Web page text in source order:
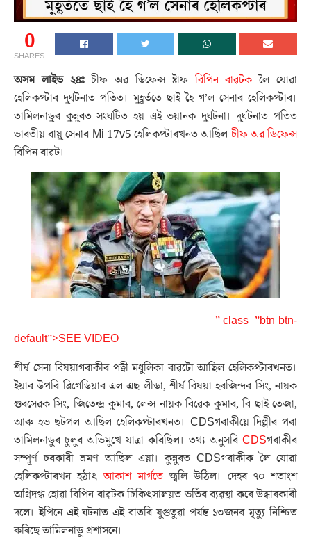
0
SHARES
অসম লাইভ ২৪ঃচীফ অৱ ডিফেন্স ষ্টাফবিপিন ৰাৱটকলৈ যোৱা
হেলিকপ্টাৰ দুৰ্ঘটনাত পতিত। মুহূৰ্ততে ছাই হৈ গ’ল সেনাৰ হেলিকপ্টাৰ।
তামিলনাডুৰ কুন্নুৰত সংঘটিত হয় এই ভয়ানক দুৰ্ঘটনা। দুৰ্ঘটনাত পতিত
ভাৰতীয় বায়ু সেনাৰ Mi 17v5 হেলিকপ্টাৰখনত আছিলচীফ অৱ ডিফেন্স
বিপিন ৰাৱট।
” class=”btn btn-
default”>SEE VIDEO
শীৰ্ষ সেনা বিষয়াগৰাকীৰ পত্নী মধুলিকা ৰাৱটো আছিল হেলিকপ্টাৰখনত।
ইয়াৰ উপৰি ব্ৰিগেডিয়াৰ এল এছ লীডা, শীৰ্ষ বিষয়া হৰজিন্দৰ সিং, নায়ক
গুৰসেৱক সিং, জিতেন্দ্ৰ কুমাৰ, লেন্স নায়ক বিৱেক কুমাৰ, বি ছাই তেজা,
আৰু হভ ছটপল আছিল হেলিকপ্টাৰখনত। CDSগৰাকীয়ে দিল্লীৰ পৰা
তামিলনাডুৰ চুলুৰ অভিমুখে যাত্ৰা কৰিছিল। তথ্য অনুসৰি CDSগৰাকীৰ
সম্পূৰ্ণ চৰকাৰী ভ্ৰমণ আছিল এয়া। কুন্নুৰত CDSগৰাকীক লৈ যোৱা
হেলিকপ্টাৰখন হঠাৎ আকাশ মাৰ্গতে জ্বলি উঠিল। দেহৰ ৭০ শতাংশ
অগ্নিদগ্ধ হোৱা বিপিন ৰাৱটক চিকিৎসালয়ত ভৰ্তিৰ ব্যৱস্থা কৰে উদ্ধাৰকাৰী
দলে। ইপিনে এই ঘটনাত এই বাতৰি যুগুতুৱা পৰ্যন্ত ১৩জনৰ মৃত্যু নিশ্চিত
কৰিছে তামিলনাডু প্ৰশাসনে।